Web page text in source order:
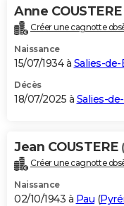
Alimentation
Guide de la santé
Maladies
Médicaments
Sommeil
VOYAGE
Destinations
City break
Voyage nature
Voyage de noces
Forum
Climat
+PHOTO
GUIDES D'ACHAT
BONS PLANS
Carte de Noël
Carte Bonne année
Carte Saint-Valentin
Carte Pâques
Carte d'anniversaire
DICTIONNAIRE
Dictionnaire
Biographies
Citations
Expressions
Proverbes
PROGRAMME TV
Anne COUSTERE
Créer une cagnotte
Naissance
15/07/1934 à Salies-
Décès
18/07/2025 à Salies-
Jean COUSTERE
Créer une cagnotte
Naissance
02/10/1943 à Pau (